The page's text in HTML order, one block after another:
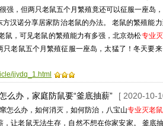
，但两只老鼠五个月繁殖竟还可以征服一座岛
方汉诺分享居家防治老鼠的办法。 老鼠的繁殖能
鼠，可见老鼠的繁殖能力有多强，北京劲松专业
老鼠五个月繁殖征服一座岛，太猛了！冬天要
jjydq_1.html
么办，家庭防鼠要“釜底抽薪” [ 2020-10-
么办，如何消灭，如何防治，八宝山专业灭老鼠
，让老鼠无法生存，自然不想在你家安家。 釜底